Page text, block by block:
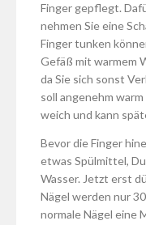
Finger gepflegt.
nehmen Sie eine
Finger tunken
Gefäß mit warmem
da Sie sich sonst
soll angenehm
weich und kann
Bevor die Finger
etwas Spülmittel,
Wasser. Jetzt erst
Nägel werden nur
normale Nägel eine